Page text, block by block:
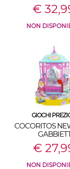
€
NON
GIOCHI
COCORITOS
€
NON